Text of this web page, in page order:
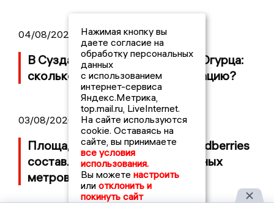
04/08/2026 09:01
В Суздале прошёл Фестиваль Огурца:
сколько потратили на организацию?
03/08/2026 14:13
Площадь пожара на складе Wildberries
составляет 100 тысяч квадратных
метров
Нажимая кнопку вы
даете согласие на
обработку персональных
данных
с использованием
интернет-сервиса
Яндекс.Метрика,
top.mail.ru, LiveInternet.
На сайте используются
cookie. Оставаясь на
сайте, вы принимаете
все условия
использования.
Вы можете настроить
или отклонить и
покинуть сайт